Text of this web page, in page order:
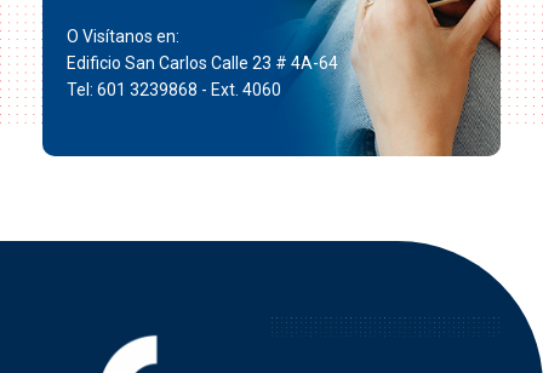
O Visítanos en:
Edificio San Carlos Calle 23 # 4A-64
Tel: 601 3239868 - Ext. 4060